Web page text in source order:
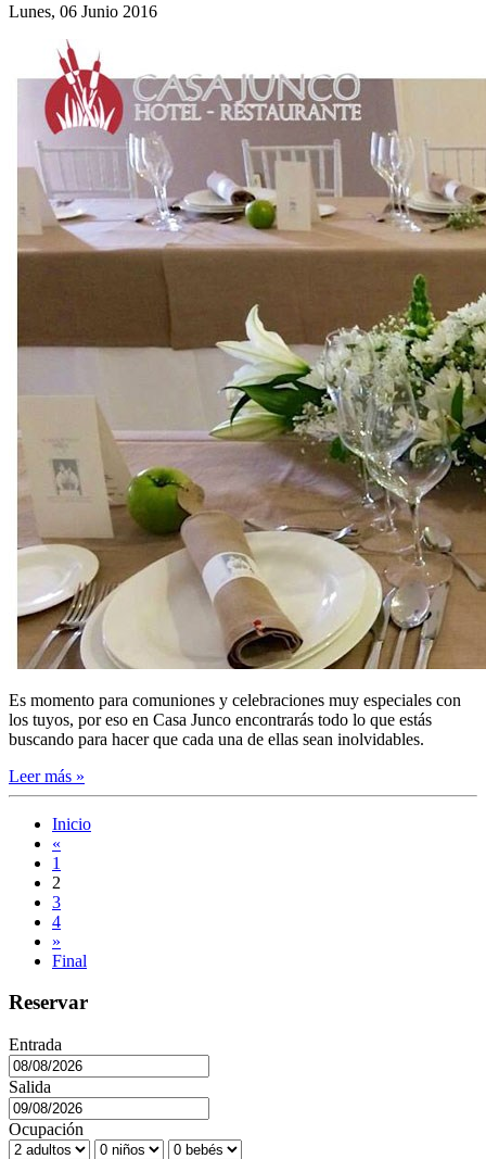
Lunes, 06 Junio 2016
Es momento para comuniones y celebraciones muy especiales con
los tuyos, por eso en Casa Junco encontrarás todo lo que estás
buscando para hacer que cada una de ellas sean inolvidables.
Leer más »
Inicio
«
1
2
3
4
»
Final
Reservar
Entrada
Salida
Ocupación